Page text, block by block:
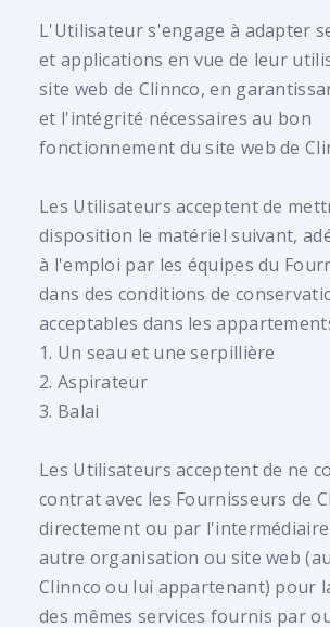
L'Utilisateur s'engage à adapter
et applications en vue de leur
site web de Clinnco, en
et l'intégrité nécessaires au bon
fonctionnement du site web de
Les Utilisateurs acceptent de
disposition le matériel suivant,
à l'emploi par les équipes du
dans des conditions de
acceptables dans les
1. Un seau et une serpillière
2. Aspirateur
3. Balai
Les Utilisateurs acceptent de ne
contrat avec les Fournisseurs de
directement ou par
autre organisation ou site web
Clinnco ou lui appartenant) pour
des mêmes services fournis par